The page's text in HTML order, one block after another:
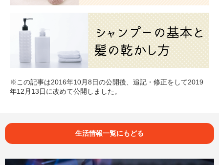
※この記事は2016年10月8日の公開後、追記・修正をして2019
年12月13日に改めて公開しました。
生活情報一覧にもどる